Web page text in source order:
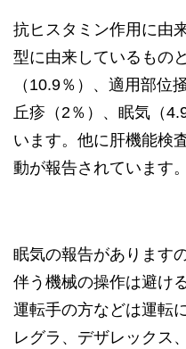
抗ヒスタミン作用に由
型に由来しているもの
（10.9％）、適用部位
丘疹（2％）、眠気（
います。他に肝機能検
動が報告されています。
眠気の報告があります
伴う機械の操作は避け
運転手の方などは運転
レグラ、デザレックス